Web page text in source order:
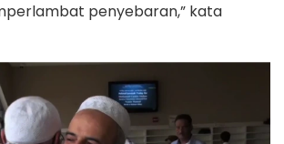
penyebaran,” kata